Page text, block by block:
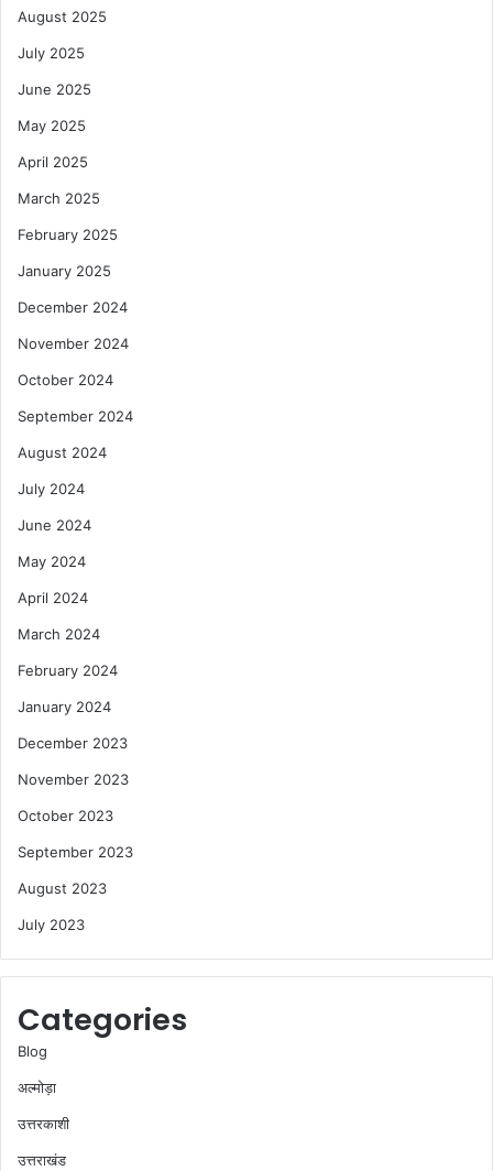
August 2025
July 2025
June 2025
May 2025
April 2025
March 2025
February 2025
January 2025
December 2024
November 2024
October 2024
September 2024
August 2024
July 2024
June 2024
May 2024
April 2024
March 2024
February 2024
January 2024
December 2023
November 2023
October 2023
September 2023
August 2023
July 2023
Categories
Blog
अल्मोड़ा
उत्तरकाशी
उत्तराखंड